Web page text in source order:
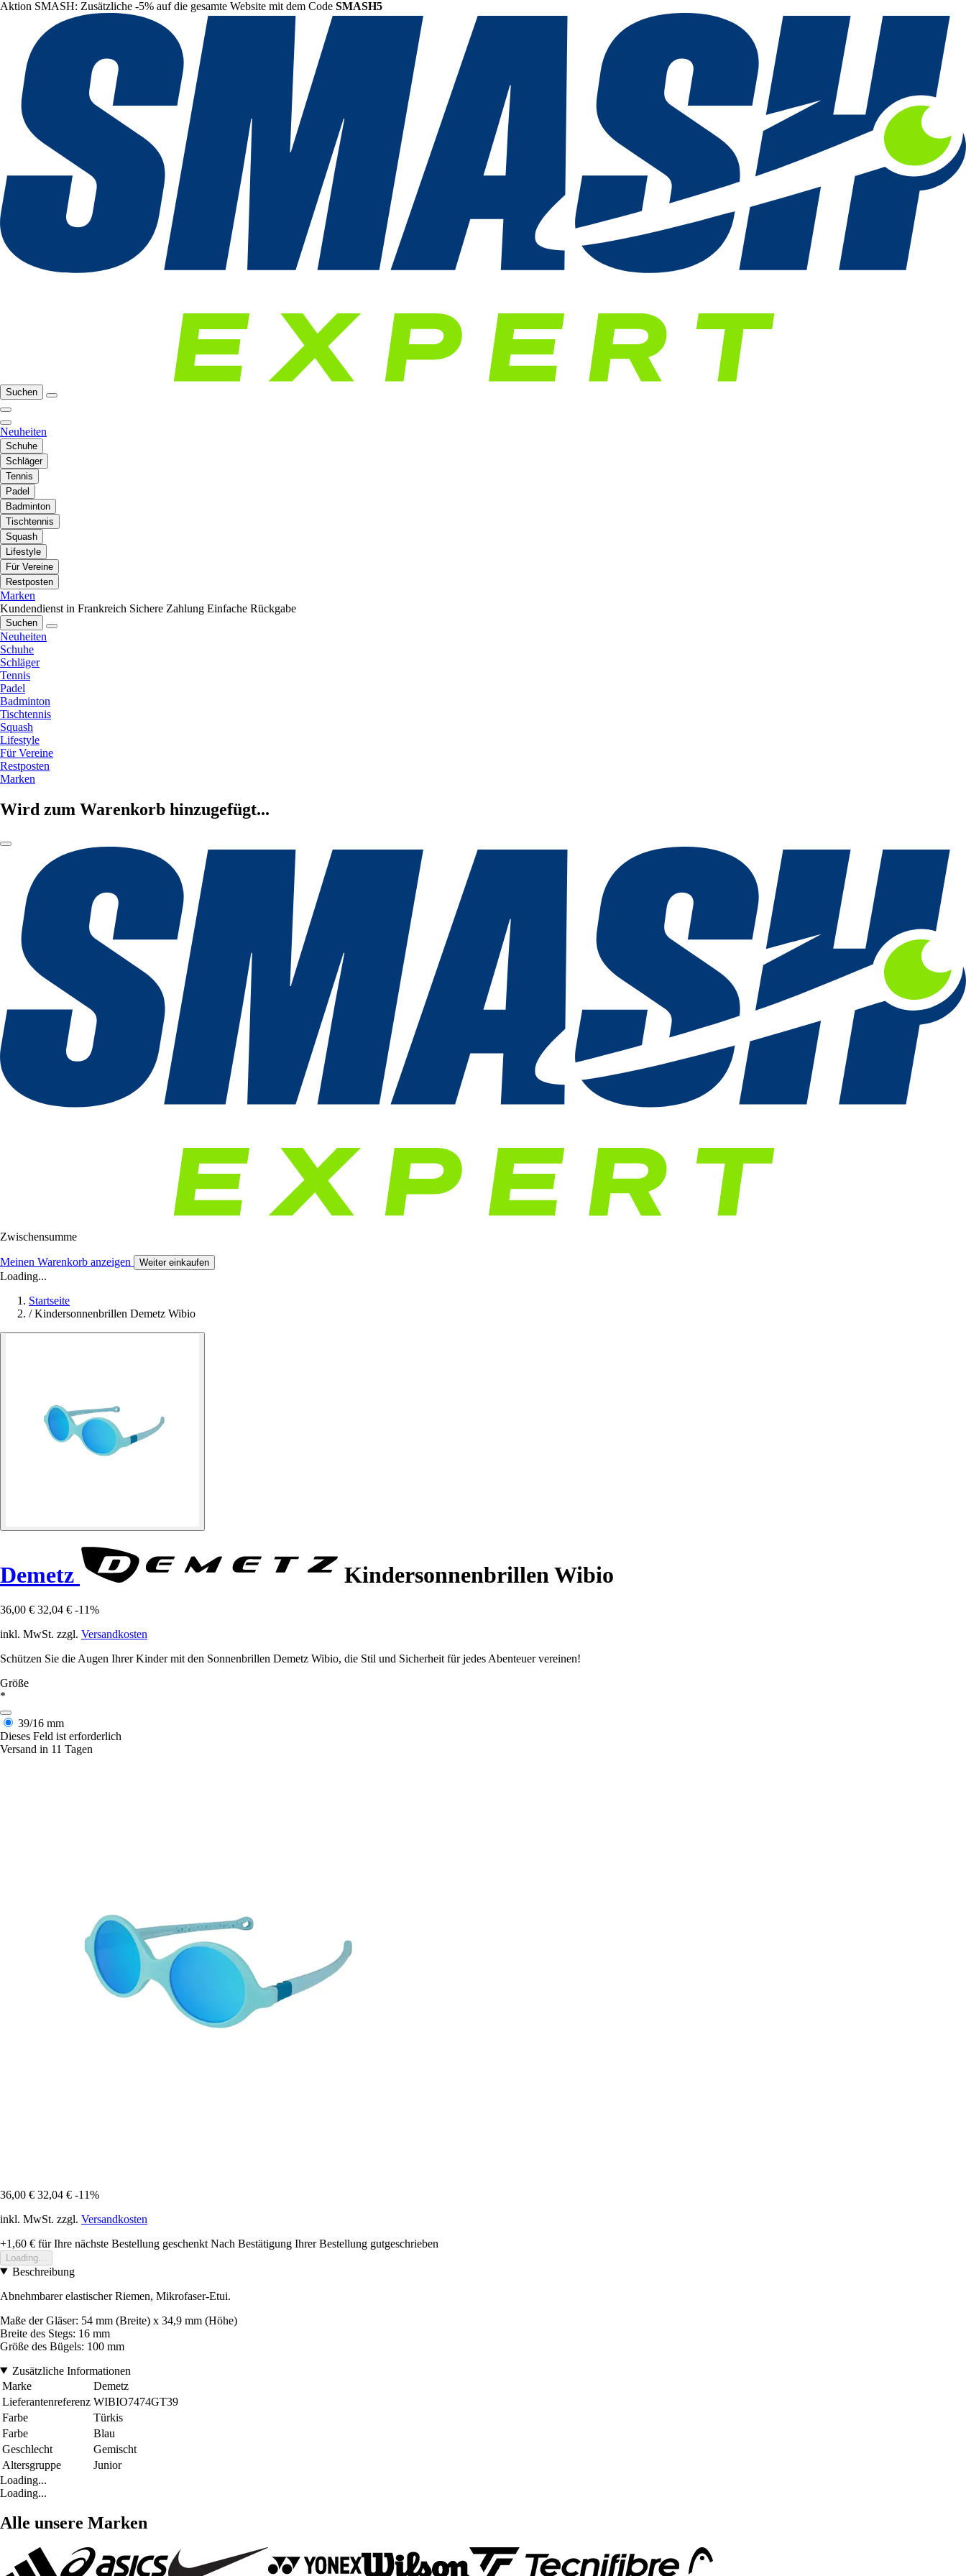
Aktion SMASH: Zusätzliche -5% auf die gesamte Website mit dem Code SMASH5
Suchen
Neuheiten
Schuhe
Schläger
Tennis
Padel
Badminton
Tischtennis
Squash
Lifestyle
Für Vereine
Restposten
Marken
Kundendienst in Frankreich Sichere Zahlung Einfache Rückgabe
Suchen
Neuheiten
Schuhe
Schläger
Tennis
Padel
Badminton
Tischtennis
Squash
Lifestyle
Für Vereine
Restposten
Marken
Wird zum Warenkorb hinzugefügt...
Zwischensumme
Meinen Warenkorb anzeigen Weiter einkaufen
Loading...
Startseite
/ Kindersonnenbrillen Demetz Wibio
Demetz Kindersonnenbrillen Wibio
36,00 € 32,04 € -11%
inkl. MwSt. zzgl. Versandkosten
Schützen Sie die Augen Ihrer Kinder mit den Sonnenbrillen Demetz Wibio, die Stil und Sicherheit für jedes Abenteuer vereinen!
Größe
*
39/16 mm
Dieses Feld ist erforderlich
Versand in 11 Tagen
36,00 € 32,04 € -11%
inkl. MwSt. zzgl. Versandkosten
+1,60 € für Ihre nächste Bestellung geschenkt Nach Bestätigung Ihrer Bestellung gutgeschrieben
Loading...
Beschreibung
Abnehmbarer elastischer Riemen, Mikrofaser-Etui.
Maße der Gläser: 54 mm (Breite) x 34,9 mm (Höhe)
Breite des Stegs: 16 mm
Größe des Bügels: 100 mm
Zusätzliche Informationen
Marke
Demetz
Lieferantenreferenz WIBIO7474GT39
Farbe
Türkis
Farbe
Blau
Geschlecht
Gemischt
Altersgruppe
Junior
Loading...
Loading...
Alle unsere Marken